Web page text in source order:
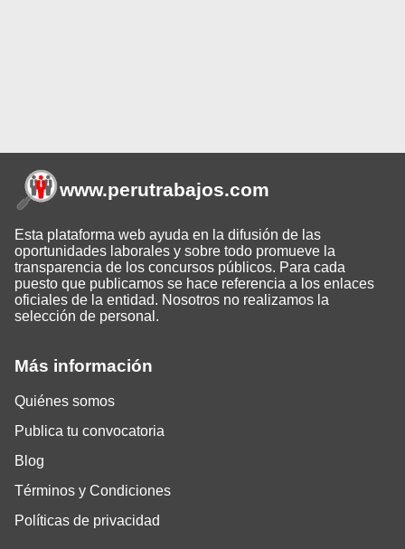
Más información
Quiénes somos
Publica tu convocatoria
Blog
Términos y Condiciones
Políticas de privacidad
www.perutrabajos.com
Esta plataforma web ayuda en la difusión de las
oportunidades laborales y sobre todo promueve la
transparencia de los concursos públicos. Para cada
puesto que publicamos se hace referencia a los enlaces
oficiales de la entidad. Nosotros no realizamos la
selección de personal.